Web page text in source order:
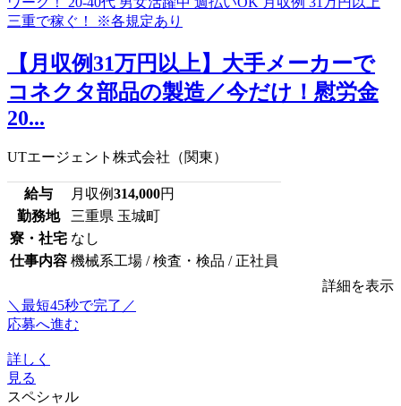
【月収例31万円以上】大手メーカーで
コネクタ部品の製造／今だけ！慰労金
20...
UTエージェント株式会社（関東）
給与 月収例314,000円
勤務地
三重県 玉城町
寮・社宅 なし
仕事内容 機械系工場 / 検査・検品 / 正社員
詳細を表示
＼最短45秒で完了／
応募へ進む
詳しく
見る
スペシャル